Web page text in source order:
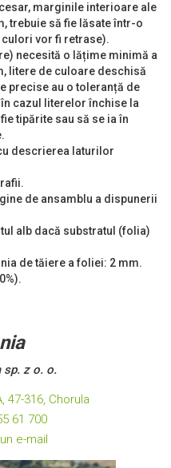
marginile interioare ale
trebuie să fie lăsate într-o
vor fi retrase).
necesită o lățime minimă a
litere de culoare deschisă
precise au o toleranță de
cazul literelor închise la
tipărite sau să se ia în
descrierea laturilor
de ansamblu a dispunerii
alb dacă substratul (folia)
de tăiere a foliei: 2 mm.
sp. z o. o.
47-316, Chorula
61 700
e-mail